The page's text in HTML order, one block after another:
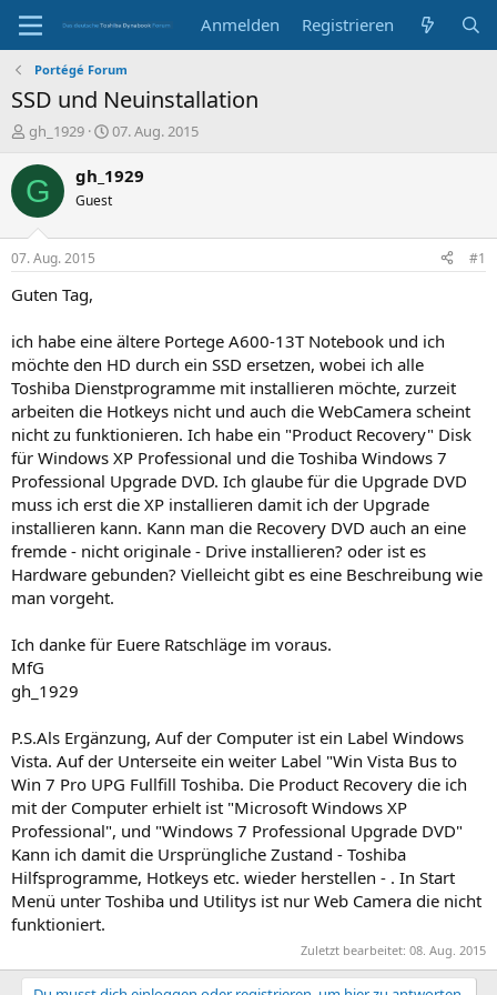
Anmelden Registrieren
Portégé Forum
SSD und Neuinstallation
E
s
t
e
r
gh_1929
E
s
e
t
07. Aug. 2015
G gh_1929
Guest
07. Aug. 2015 #1
Guten Tag,
ich habe eine ältere Portege A600-13T Notebook und ich
möchte den HD durch ein SSD ersetzen, wobei ich alle
Toshiba Dienstprogramme mit installieren möchte, zurzeit
arbeiten die Hotkeys nicht und auch die WebCamera scheint
nicht zu funktionieren. Ich habe ein "Product Recovery" Disk
für Windows XP Professional und die Toshiba Windows 7
Professional Upgrade DVD. Ich glaube für die Upgrade DVD
muss ich erst die XP installieren damit ich der Upgrade
installieren kann. Kann man die Recovery DVD auch an eine
fremde - nicht originale - Drive installieren? oder ist es
Hardware gebunden? Vielleicht gibt es eine Beschreibung wie
man vorgeht.
Ich danke für Euere Ratschläge im voraus.
MfG
gh_1929
P.S.Als Ergänzung, Auf der Computer ist ein Label Windows
Vista. Auf der Unterseite ein weiter Label "Win Vista Bus to
Win 7 Pro UPG Fullfill Toshiba. Die Product Recovery die ich
mit der Computer erhielt ist "Microsoft Windows XP
Professional", und "Windows 7 Professional Upgrade DVD"
Kann ich damit die Ursprüngliche Zustand - Toshiba
Hilfsprogramme, Hotkeys etc. wieder herstellen - . In Start
Menü unter Toshiba und Utilitys ist nur Web Camera die nicht
funktioniert.
Zuletzt bearbeitet: 08. Aug. 2015